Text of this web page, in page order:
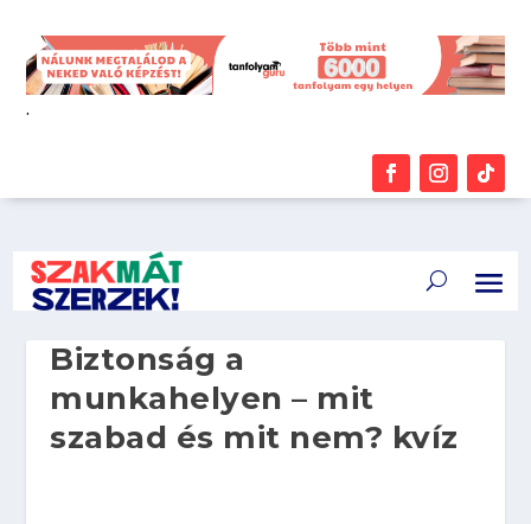
.
Biztonság a
munkahelyen – mit
szabad és mit nem? kvíz